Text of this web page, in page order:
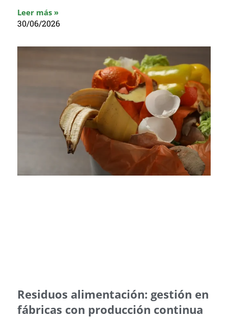
Leer más »
30/06/2026
Residuos alimentación: gestión en
fábricas con producción continua